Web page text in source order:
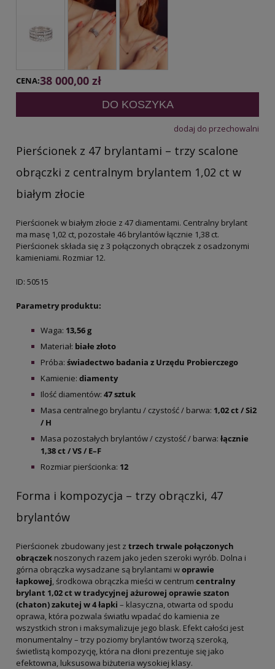
CENA:38 000,00 zł
DO KOSZYKA
dodaj do przechowalni
Pierścionek z 47 brylantami – trzy scalone
obrączki z centralnym brylantem 1,02 ct w
białym złocie
Pierścionek w białym złocie z 47 diamentami. Centralny brylant
ma masę 1,02 ct, pozostałe 46 brylantów łącznie 1,38 ct.
Pierścionek składa się z 3 połączonych obrączek z osadzonymi
kamieniami. Rozmiar 12.
ID: 50515
Parametry produktu:
Waga: 13,56 g
Materiał: białe złoto
Próba: świadectwo badania z Urzędu Probierczego
Kamienie: diamenty
Ilość diamentów: 47 sztuk
Masa centralnego brylantu / czystość / barwa: 1,02 ct / Si2
/ H
Masa pozostałych brylantów / czystość / barwa: łącznie
1,38 ct / VS / E–F
Rozmiar pierścionka: 12
Forma i kompozycja – trzy obrączki, 47
brylantów
Pierścionek zbudowany jest z trzech trwale połączonych
obrączek noszonych razem jako jeden szeroki wyrób. Dolna i
górna obrączka wysadzane są brylantami woprawie
łapkowej środkowa obrączka mieści w centrum centralny
brylant 1,02 ct w tradycyjnej ażurowej oprawie szaton
(chaton) zakutej w 4 łapki – klasyczna, otwarta od spodu
oprawa, która pozwala światłu wpadać do kamienia ze
wszystkich stron i maksymalizuje jego blask. Efekt całości jest
monumentalny – trzy poziomy brylantów tworzą szeroką,
świetlistą kompozycję, która na dłoni prezentuje się jako
efektowna, luksusowa biżuteria wysokiej klasy.